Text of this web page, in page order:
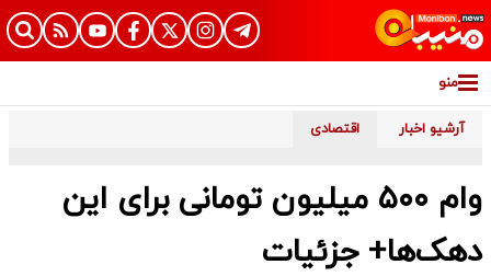
منو
آرشیو اخبار اقتصادی
وام ۵۰۰ میلیون تومانی برای این
دهک‌ها+ جزئیات